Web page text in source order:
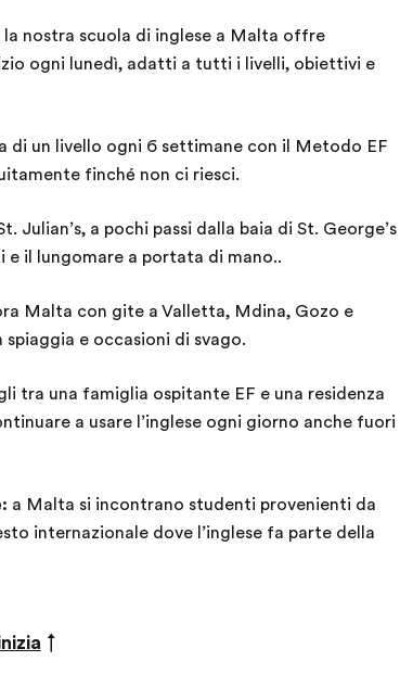
la nostra scuola di inglese a Malta offre
ogni lunedì, adatti a tutti i livelli, obiettivi e
di un livello ogni 6 settimane con il Metodo EF
finché non ci riesci.
Julian’s, a pochi passi dalla baia di St. George’s
e il lungomare a portata di mano..
Malta con gite a Valletta, Mdina, Gozo e
e occasioni di svago.
tra una famiglia ospitante EF e una residenza
a usare l’inglese ogni giorno anche fuori
a Malta si incontrano studenti provenienti da
internazionale dove l’inglese fa parte della
↑